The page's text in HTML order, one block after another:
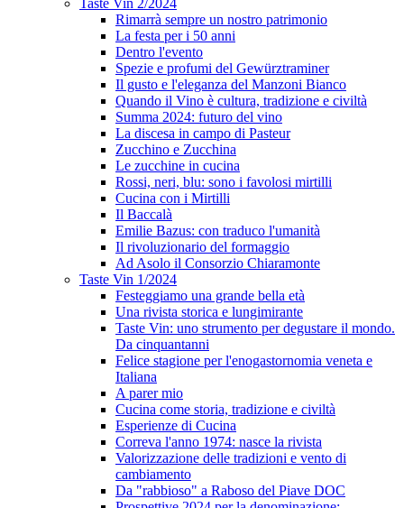
Taste Vin 2/2024
Rimarrà sempre un nostro patrimonio
La festa per i 50 anni
Dentro l'evento
Spezie e profumi del Gewürztraminer
Il gusto e l'eleganza del Manzoni Bianco
Quando il Vino è cultura, tradizione e civiltà
Summa 2024: futuro del vino
La discesa in campo di Pasteur
Zucchino e Zucchina
Le zucchine in cucina
Rossi, neri, blu: sono i favolosi mirtilli
Cucina con i Mirtilli
Il Baccalà
Emilie Bazus: con traduco l'umanità
Il rivoluzionario del formaggio
Ad Asolo il Consorzio Chiaramonte
Taste Vin 1/2024
Festeggiamo una grande bella età
Una rivista storica e lungimirante
Taste Vin: uno strumento per degustare il mondo.
Da cinquantanni
Felice stagione per l'enogastornomia veneta e
Italiana
A parer mio
Cucina come storia, tradizione e civiltà
Esperienze di Cucina
Correva l'anno 1974: nasce la rivista
Valorizzazione delle tradizioni e vento di
cambiamento
Da "rabbioso" a Raboso del Piave DOC